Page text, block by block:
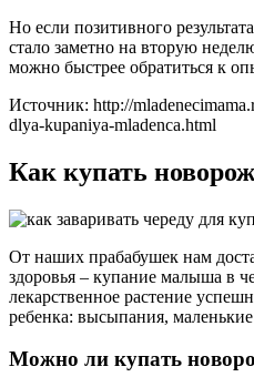
Но если позитивного
стало заметно на вторую
можно быстрее обратиться к
Источник: http://
dlya-kupaniya-mladenca.html
Как купать
От наших прабабушек нам
здоровья – купание малыша в
лекарственное растение
ребенка: высыпания,
Можно ли купать